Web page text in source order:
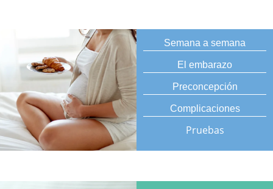
Semana a semana
El embarazo
Preconcepción
Complicaciones
Pruebas